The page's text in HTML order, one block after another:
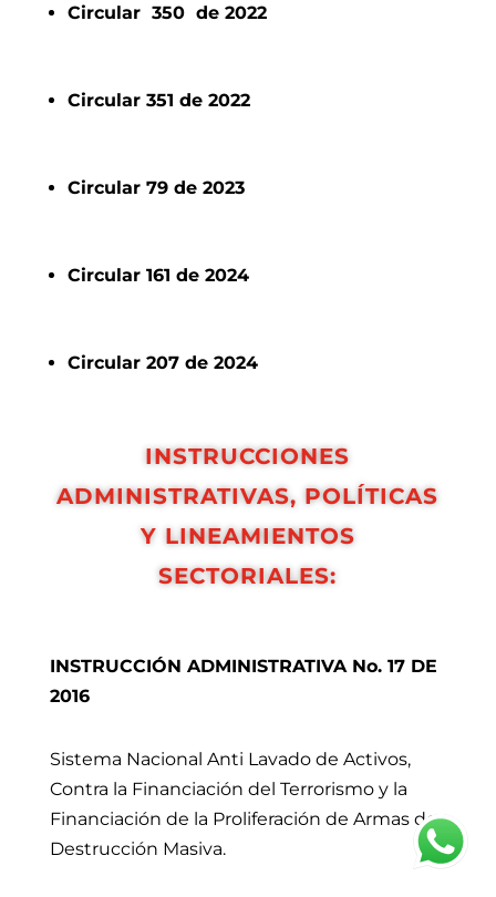
Circular 350 de 2022
Circular 351 de 2022
Circular 79 de 2023
Circular 161 de 2024
Circular 207 de 2024
INSTRUCCIONES
ADMINISTRATIVAS, POLÍTICAS
Y LINEAMIENTOS
SECTORIALES:
INSTRUCCIÓN ADMINISTRATIVA No. 17 DE
2016
Sistema Nacional Anti Lavado de Activos,
Contra la Financiación del Terrorismo y la
Financiación de la Proliferación de Armas de
Destrucción Masiva.